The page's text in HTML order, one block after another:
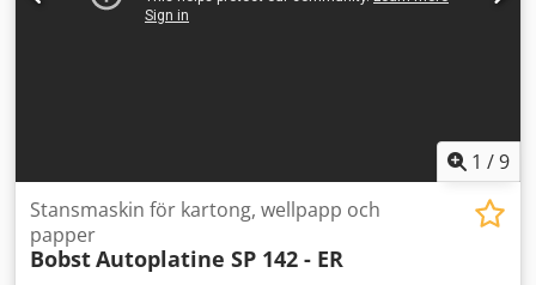
1 /9
Stansmaskin för kartong, wellpapp och
papper
BobstAutoplatine SP 142 - ER